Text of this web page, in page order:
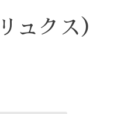
ュクス）